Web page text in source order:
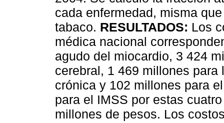
cada enfermedad, misma
tabaco. RESULTADOS: Los
médica nacional
agudo del miocardio, 3 424
cerebral, 1 469 millones
crónica y 102 millones para
para el IMSS por estas
millones de pesos. Los